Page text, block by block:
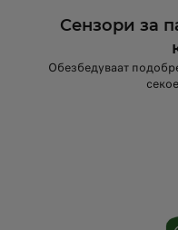
Сензори за
Обезбедуваат